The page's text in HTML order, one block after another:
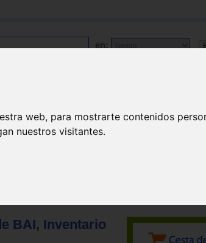
web, para mostrarte contenidos
nuestros visitantes.
en:
BAI, Inventario